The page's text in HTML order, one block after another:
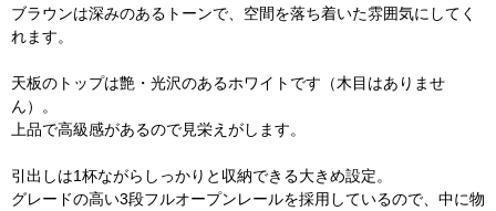
ブラウンは深みのあるトーンで、空間を落ち着いた雰囲気にしてく
れます。
天板のトップは艶・光沢のあるホワイトです（木目はありませ
ん）。
上品で高級感があるので見栄えがします。
引出しは1杯ながらしっかりと収納できる大きめ設定。
グレードの高い3段フルオープンレールを採用しているので、中に物